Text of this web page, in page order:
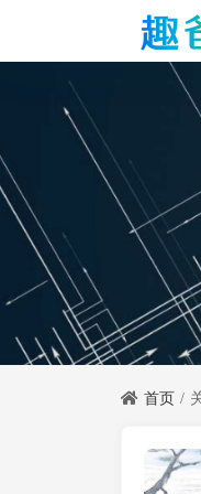
首页